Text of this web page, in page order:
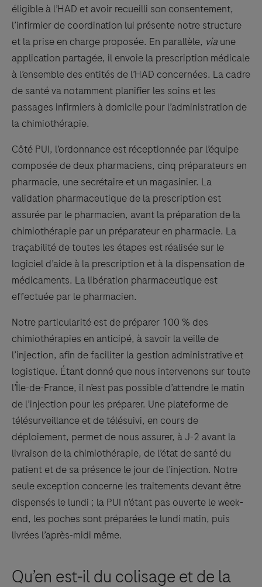
éligible à l’HAD et avoir recueilli son consentement,
l’infirmier de coordination lui présente notre structure
et la prise en charge proposée. En parallèle, via une
application partagée, il envoie la prescription médicale
à l’ensemble des entités de l’HAD concernées. La cadre
de santé va notamment planifier les soins et les
passages infirmiers à domicile pour l’administration de
la chimiothérapie.
Côté PUI, l’ordonnance est réceptionnée par l’équipe
composée de deux pharmaciens, cinq préparateurs en
pharmacie, une secrétaire et un magasinier. La
validation pharmaceutique de la prescription est
assurée par le pharmacien, avant la préparation de la
chimiothérapie par un préparateur en pharmacie. La
traçabilité de toutes les étapes est réalisée sur le
logiciel d’aide à la prescription et à la dispensation de
médicaments. La libération pharmaceutique est
effectuée par le pharmacien.
Notre particularité est de préparer 100 % des
chimiothérapies en anticipé, à savoir la veille de
l’injection, afin de faciliter la gestion administrative et
logistique. Étant donné que nous intervenons sur toute
l’Île-de-France, il n’est pas possible d’attendre le matin
de l’injection pour les préparer. Une plateforme de
télésurveillance et de télésuivi, en cours de
déploiement, permet de nous assurer, à J-2 avant la
livraison de la chimiothérapie, de l’état de santé du
patient et de sa présence le jour de l’injection. Notre
seule exception concerne les traitements devant être
dispensés le lundi ; la PUI n’étant pas ouverte le week-
end, les poches sont préparées le lundi matin, puis
livrées l’après-midi même.
Qu’en est-il du colisage et de la